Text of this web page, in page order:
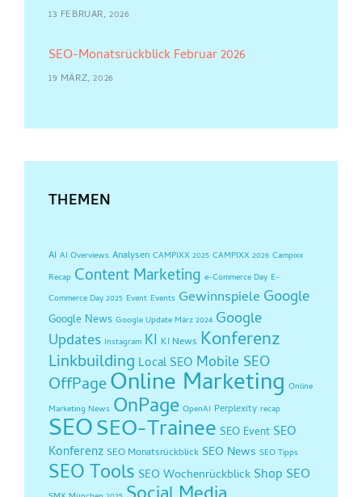
13 FEBRUAR, 2026
SEO-Monatsrückblick Februar 2026
19 MÄRZ, 2026
THEMEN
AI AI Overviews Analysen CAMPIXX 2025 CAMPIXX 2026 Campixx
Recap Content Marketing e-Commerce Day E-
Commerce Day 2025 Event Events Gewinnspiele Google
Google News Google Update März 2024 Google
Updates Instagram KI KI News Konferenz
Linkbuilding Local SEO Mobile SEO
OffPageOnline Marketing Online
Marketing News OnPage OpenAI Perplexity recap
SEOSEO-Trainee SEO Event SEO
Konferenz SEO Monatsrückblick SEO News SEO Tipps
SEO Tools SEO Wochenrückblick Shop SEO